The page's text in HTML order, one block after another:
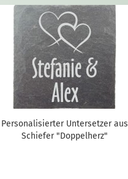
Personalisierter Untersetzer aus
Schiefer "Doppelherz"